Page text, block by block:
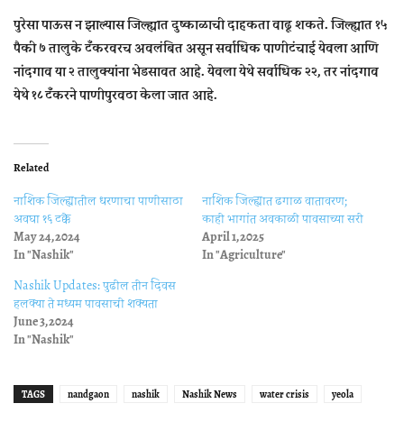
पुरेसा पाऊस न झाल्‍यास जिल्‍ह्यात दुष्‍काळाची दाहकता वाढू शकते. जिल्‍ह्यात १५
पैकी ७ तालुके टँकरवरच अवलंबित असून सर्वाधिक पाणीटंचाई येवला आणि
नांदगाव या २ तालुक्‍यांना भेडसावत आहे. येवला येथे सर्वाधिक २२, तर नांदगाव
येथे १८ टँकरने पाणीपुरवठा केला जात आहे.
Related
नाशिक जिल्ह्यातील धरणाचा पाणीसाठा
अवघा १६ टक्के
May 24, 2024
In "Nashik"
नाशिक जिल्ह्यात ढगाळ वातावरण;
काही भागांत अवकाळी पावसाच्या सरी
April 1, 2025
In "Agriculture"
Nashik Updates: पुढील तीन दिवस
हलक्या ते मध्यम पावसाची शक्यता
June 3, 2024
In "Nashik"
TAGS nandgaon nashik Nashik News water crisis yeola